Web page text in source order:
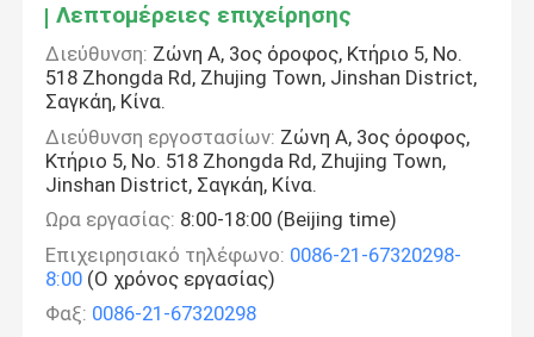
Λεπτομέρειες επιχείρησης
Διεύθυνση: Ζώνη Α, 3ος όροφος, Κτήριο 5, No.
518 Zhongda Rd, Zhujing Town, Jinshan District,
Σαγκάη, Κίνα.
Διεύθυνση εργοστασίων: Ζώνη Α, 3ος όροφος,
Κτήριο 5, No. 518 Zhongda Rd, Zhujing Town,
Jinshan District, Σαγκάη, Κίνα.
Ωρα εργασίας: 8:00-18:00 (Beijing time)
Επιχειρησιακό τηλέφωνο: 0086-21-67320298-
8:00 (Ο χρόνος εργασίας)
Φαξ: 0086-21-67320298